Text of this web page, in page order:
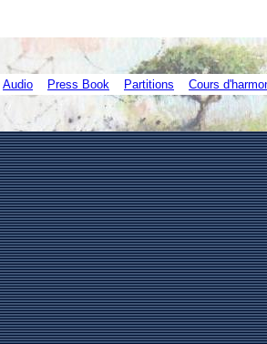
Audio Press Book Partitions Cours